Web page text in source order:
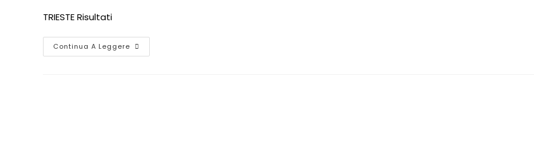
TRIESTE Risultati
Continua A Leggere